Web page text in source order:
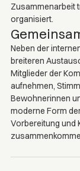
Zusammenarbeit
organisiert.
Neben der
breiteren
Mitglieder der
aufnehmen,
Bewohnerinnen
moderne Form
Vorbereitung und